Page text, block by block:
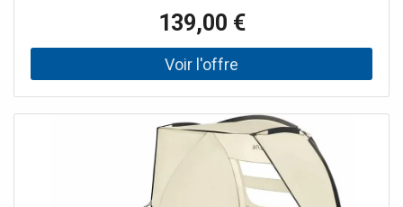
efficace lorsque vous ne l'utilisez pas, et opter pour un
modèle EnergySense original
139,00 €